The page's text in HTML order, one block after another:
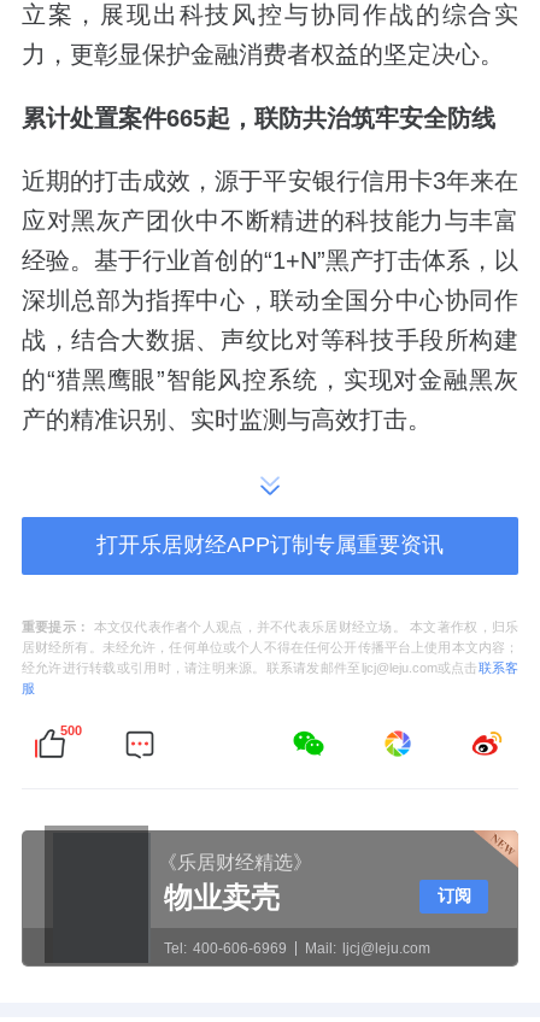
立案，展现出科技风控与协同作战的综合实
力，更彰显保护金融消费者权益的坚定决心。
累计处置案件665起，联防共治筑牢安全防线
近期的打击成效，源于平安银行信用卡3年来在
应对黑灰产团伙中不断精进的科技能力与丰富
经验。基于行业首创的“1+N”黑产打击体系，以
深圳总部为指挥中心，联动全国分中心协同作
战，结合大数据、声纹比对等科技手段所构建
的“猎黑鹰眼”智能风控系统，实现对金融黑灰
产的精准识别、实时监测与高效打击。
截至目前，平安银行信用卡累计处置案件665
起，多个案例成为全国“首例”，形成显著行业
震慑。2023年6月，协助厦门警方破获全国首
年三个月；2024年7月，在银川协助侦破全国
首例以非法吸收公众存款罪定性的反催收案
件，一举取缔3家黑产公司。
银协同”治理模式，打破信息壁垒，并作为深圳
市银行业协会抵制金融黑产工作组组长单位，
推动区域化协同作战能力。
同时，金融教育宣传工作也被置于重要位置。
打开乐居财经APP订制专属重要资讯
重要提示：
本文仅代表作者个人观点，并不代表乐居财经立场。 本文著作权，归乐
居财经所有。未经允许，任何单位或个人不得在任何公开传播平台上使用本文内容；
经允许进行转载或引用时，请注明来源。联系请发邮件至ljcj@leju.com或点击联系客
服
500
《乐居财经精选》
物业卖壳
Tel: 400-606-6969 Mail: ljcj@leju.com
订阅